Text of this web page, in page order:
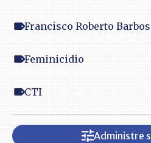
Francisco Roberto
Feminicidio
CTI
Administre